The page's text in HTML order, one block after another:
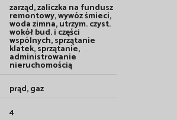
zarząd, zaliczka na fundusz
remontowy, wywóz śmieci,
woda zimna, utrzym. czyst.
wokół bud. i części
wspólnych, sprzątanie
klatek, sprzątanie,
administrowanie
nieruchomością
prąd, gaz
4